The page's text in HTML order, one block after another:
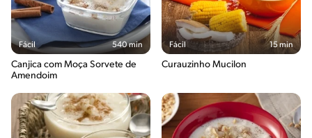
Fácil 540 min
Canjica com Moça Sorvete de
Amendoim
Fácil 15 min
Curauzinho Mucilon